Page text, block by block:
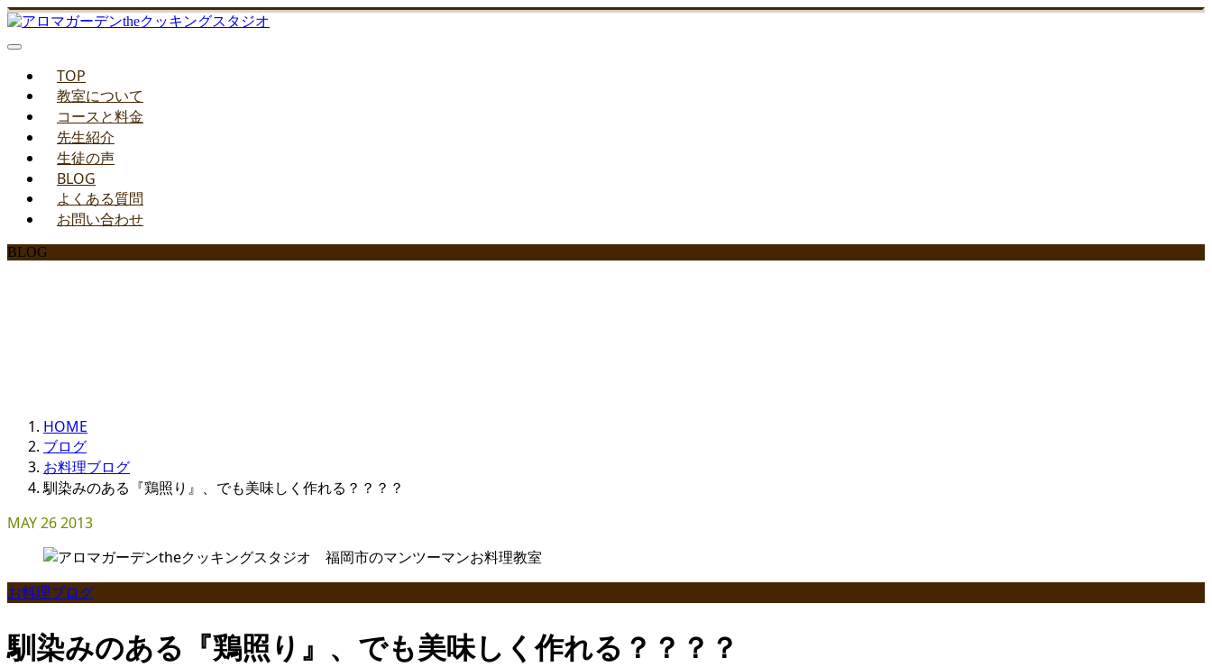
TOP
教室について
コースと料金
先生紹介
生徒の声
BLOG
よくある質問
お問い合わせ
BLOG
HOME
ブログ
お料理ブログ
馴染みのある『鶏照り』、でも美味しく作れる？？？？
MAY262013
お料理ブログ
馴染みのある『鶏照り』、でも美味しく作れる？？？？